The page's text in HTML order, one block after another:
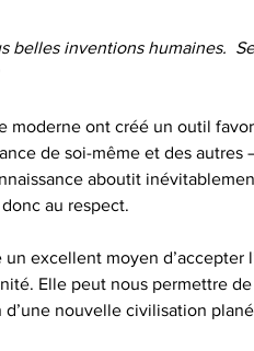
belles inventions humaines.
ont créé un outil favorisant, par
de soi-même et des autres
aboutit
au respect.
excellent moyen d’accepter
Elle peut nous permettre
nouvelle civilisation